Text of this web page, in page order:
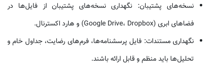
نسخه‌های پشتیبان: نگهداری نسخه‌های پشتیبان از فایل‌ها در
فضاهای ابری (Google Drive، Dropbox) و هارد اکسترنال.
نگهداری مستندات: فایل پرسشنامه‌ها، فرم‌های رضایت، جداول خام و
تحلیل‌ها باید منظم و قابل ارائه باشند.